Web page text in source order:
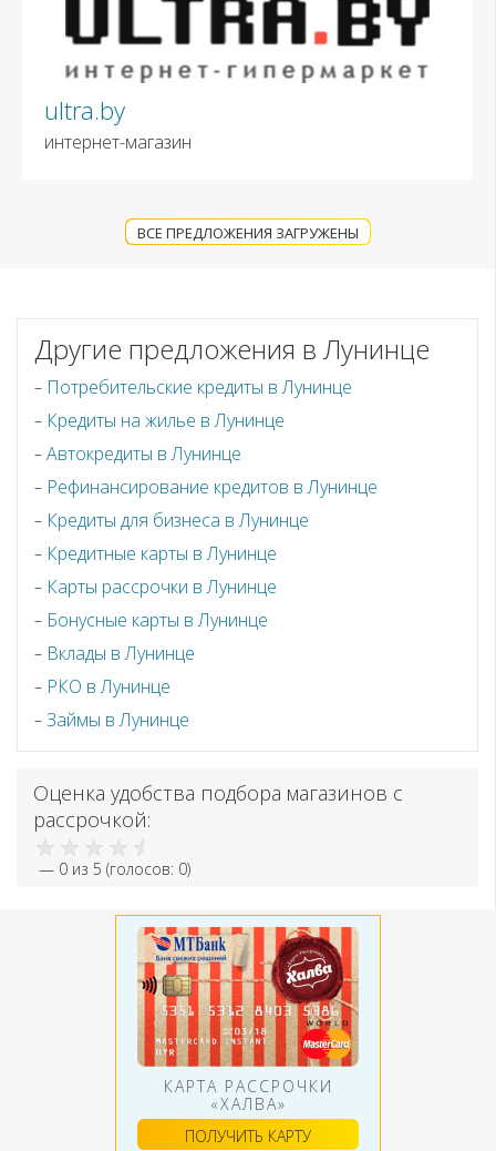
ultra.by
интернет-магазин
ВСЕ ПРЕДЛОЖЕНИЯ ЗАГРУЖЕНЫ
Другие предложения в Лунинце
Потребительские кредиты в Лунинце
Кредиты на жилье в Лунинце
Автокредиты в Лунинце
Рефинансирование кредитов в Лунинце
Кредиты для бизнеса в Лунинце
Кредитные карты в Лунинце
Карты рассрочки в Лунинце
Бонусные карты в Лунинце
Вклады в Лунинце
РКО в Лунинце
Займы в Лунинце
Оценка удобства подбора магазинов с
рассрочкой:
— 0 из 5 (голосов: 0)
КАРТА РАССРОЧКИ
«ХАЛВА»
ПОЛУЧИТЬ КАРТУ